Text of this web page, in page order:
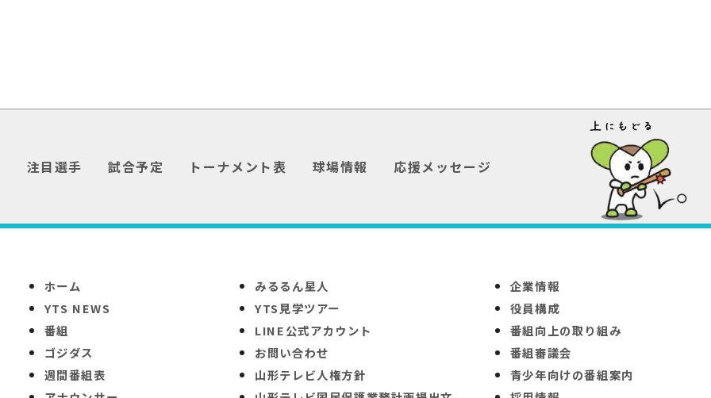
注目選手 試合予定 トーナメント表 球場情報 応援メッセージ
ホーム
YTS NEWS
番組
ゴジダス
週間番組表
みるるん星人
YTS見学ツアー
LINE公式アカウント
お問い合わせ
山形テレビ人権方針
企業情報
役員構成
番組向上の取り組み
番組審議会
青少年向けの番組案内